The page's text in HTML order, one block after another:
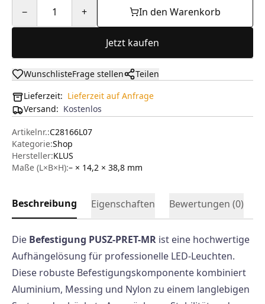
− 1 + In den Warenkorb
Jetzt kaufen
WunschlisteFrage stellen
Teilen
Lieferzeit: Lieferzeit auf Anfrage
Versand: Kostenlos
Artikelnr.:C28166L07
Kategorie:Shop
Hersteller:KLUS
Maße (L×B×H):– × 14,2 × 38,8 mm
Beschreibung Eigenschaften Bewertungen (0)
Die Befestigung PUSZ-PRET-MR ist eine hochwertige
Aufhängelösung für professionelle LED-Leuchten.
Diese robuste Befestigungskomponente kombiniert
Aluminium, Messing und Nylon zu einem langlebigen